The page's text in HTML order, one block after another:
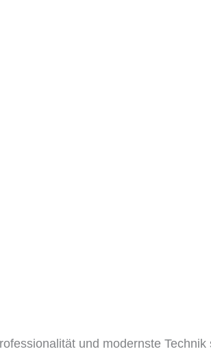
und modernste